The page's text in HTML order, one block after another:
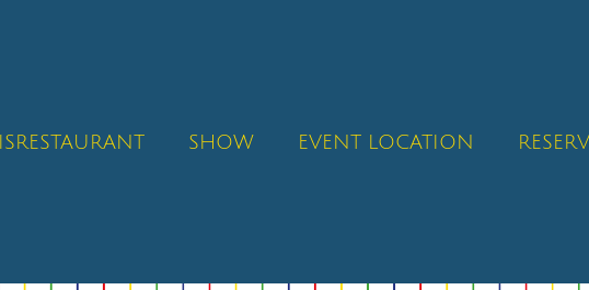
SHOW EVENT LOCATION